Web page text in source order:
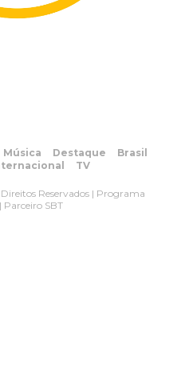
Música Destaque
Brasil
TV
Reservados | Programa
Parceiro SBT